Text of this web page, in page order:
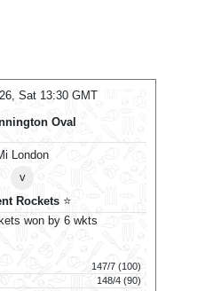
08 Aug 2026, Sat 10:00 GMT
T20
At
Mi London Women
⭐Trent Rockets Women
Trent Rockets Women won by 9 wkts
Mi London Women
Trent Rockets Women